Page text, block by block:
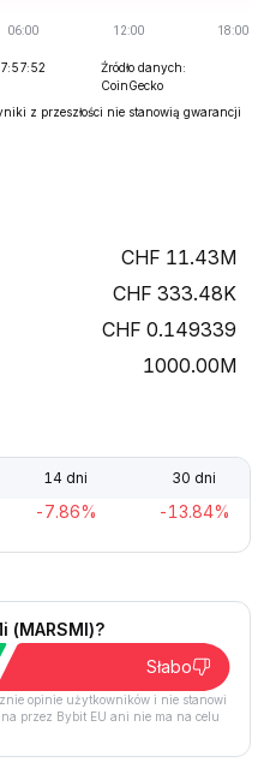
Źródło danych:
CoinGecko
z przeszłości nie stanowią gwarancji
11.43M
333.48K
0.149339
1000.00M
14 dni 30 dni
-7.86% -13.84%
(MARSMI)?
Słabo
opinie użytkowników i nie stanowi
przez Bybit EU ani nie ma na celu